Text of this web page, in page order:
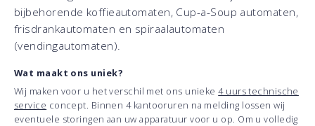
bijbehorende koffieautomaten, Cup-a-Soup automaten,
frisdrankautomaten en spiraalautomaten
(vendingautomaten).
Wat maakt ons uniek?
Wij maken voor u het verschil met ons unieke4 uurs technische
service concept. Binnen 4 kantooruren na melding lossen wij
eventuele storingen aan uw apparatuur voor u op. Om u volledig